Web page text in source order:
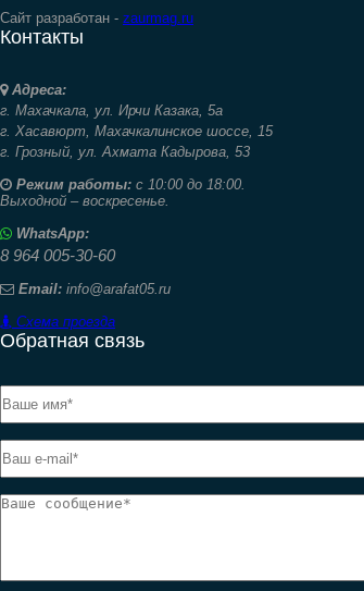
Сайт разработан - zaurmag.ru
Контакты
Адреса:
г. Махачкала, ул. Ирчи Казака, 5а
г. Хасавюрт, Махачкалинское шоссе, 15
г. Грозный, ул. Ахмата Кадырова, 53
Режим работы: с 10:00 до 18:00.
Выходной – воскресенье.
WhatsApp:
8 964 005-30-60
Email: info@arafat05.ru
Схема проезда
Обратная связь